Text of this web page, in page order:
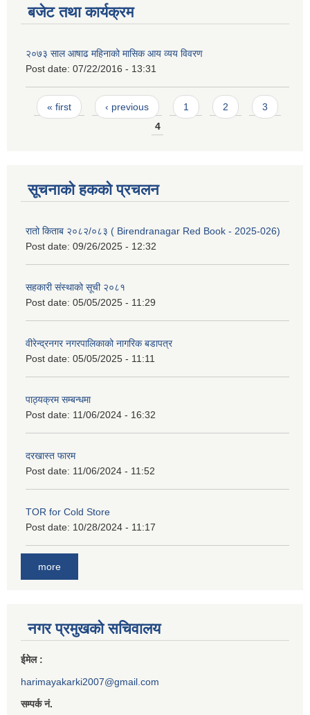
बजेट तथा कार्यक्रम
२०७३ साल आषाढ महिनाको मासिक आय व्यय विवरण
Post date: 07/22/2016 - 13:31
Pages
« first ‹ previous 1 2
3
4
सूचनाको हकको प्रचलन
रातो किताब २०८२/०८३ ( Birendranagar Red Book - 2025-026)
Post date: 09/26/2025 - 12:32
सहकारी संस्थाको सूची २०८१
Post date: 05/05/2025 - 11:29
वीरेन्द्रनगर नगरपालिकाको नागरिक बडापत्र
Post date: 05/05/2025 - 11:11
पाठ्यक्रम सम्बन्धमा
Post date: 11/06/2024 - 16:32
दरखास्त फारम
Post date: 11/06/2024 - 11:52
TOR for Cold Store
Post date: 10/28/2024 - 11:17
more
नगर प्रमुखको सचिवालय
ईमेल :
harimayakarki2007@gmail.com
सम्पर्क नं.